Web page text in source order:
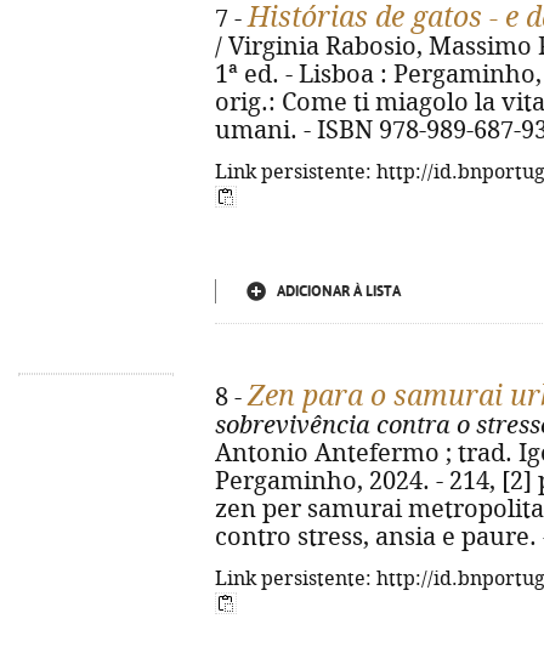
7 -Histórias de gatos - e
/ Virginia Rabosio,
1ª ed. - Lisboa :
orig.: Come ti miagolo la
umani. - ISBN 978-989-687-
Link persistente: http://
ADICIONAR À LISTA
8 -Zen para o samurai
sobrevivência contra o
Antonio Antefermo ; trad.
Pergaminho, 2024. - 214,
zen per samurai
contro stress, ansia e paure.
Link persistente: http://